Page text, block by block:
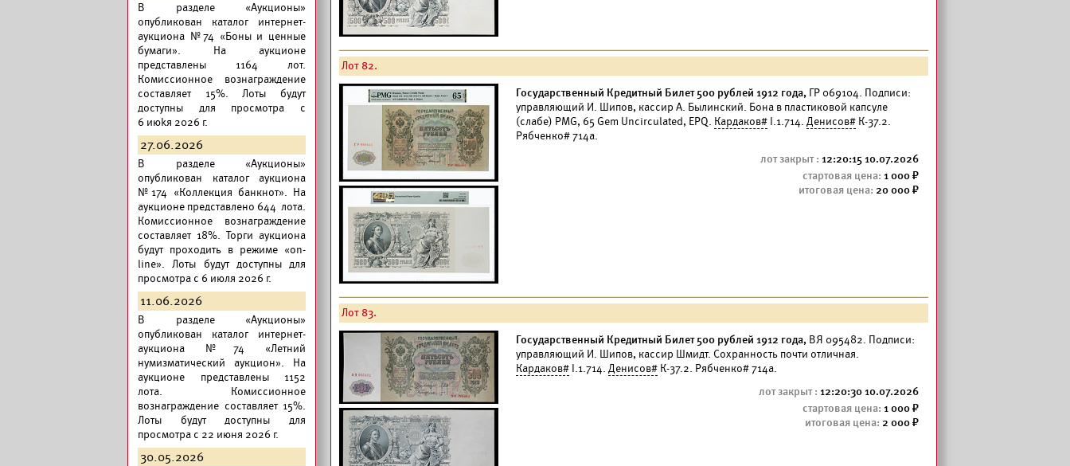
В разделе «Аукционы»
опубликован каталог интернет-
аукциона №74 «Боны и ценные
бумаги». На аукционе
представлены 1164 лот.
Комиссионное вознаграждение
составляет 15%. Лоты будут
доступны для просмотра с
6 июkя 2026 г.
27.06.2026
В разделе «Аукционы»
опубликован каталог аукциона
№174 «Коллекция банкнот». На
аукционе представлено 644 лота.
Комиссионное вознаграждение
составляет 18%. Торги аукциона
будут проходить в режиме «on-
line». Лоты будут доступны для
просмотра с 6 июля 2026 г.
11.06.2026
В разделе «Аукционы»
опубликован каталог интернет-
аукциона №74 «Летний
нумизматический аукцион». На
аукционе представлены 1152
лота. Комиссионное
вознаграждение составляет 15%.
Лоты будут доступны для
просмотра с 22 июня 2026 г.
30.05.2026
Лот 82.
Государственный Кредитный Билет 500 рублей 1912 года, ГР 069104. Подписи:
управляющий И. Шипов, кассир А. Былинский. Бона в пластиковой капсуле
(слабе) PMG, 65 Gem Uncirculated, EPQ. Кардаков# I.1.714. Денисов# К-37.2.
Рябченко# 714а.
12:20:15 10.07.2026
1 000
20 000
Лот 83.
Государственный Кредитный Билет 500 рублей 1912 года, ВЯ 095482. Подписи:
управляющий И. Шипов, кассир Шмидт. Сохранность почти отличная.
Кардаков# I.1.714. Денисов# К-37.2. Рябченко# 714а.
12:20:30 10.07.2026
1 000
2 000